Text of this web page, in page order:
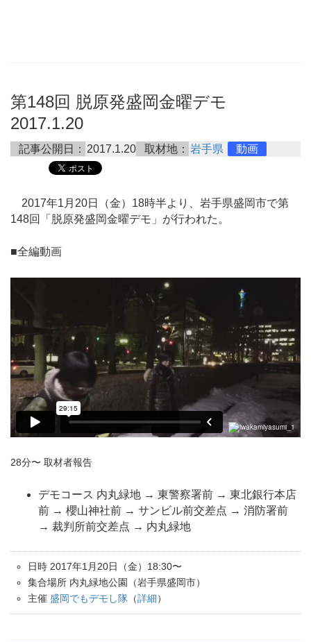
第148回 脱原発盛岡金曜デモ
2017.1.20
記事公開日： 2017.1.20 取材地： 岩手県 動画
2017年1月20日（金）18時半より、岩手県盛岡市で第
148回「脱原発盛岡金曜デモ」が行われた。
■全編動画
28分〜 取材者報告
デモコース 内丸緑地 → 東警察署前 → 東北銀行本店
前 → 櫻山神社前 → サンビル前交差点 → 消防署前
→ 裁判所前交差点 → 内丸緑地
日時 2017年1月20日（金）18:30〜
集合場所 内丸緑地公園（岩手県盛岡市）
主催 盛岡でもデモし隊 （詳細）